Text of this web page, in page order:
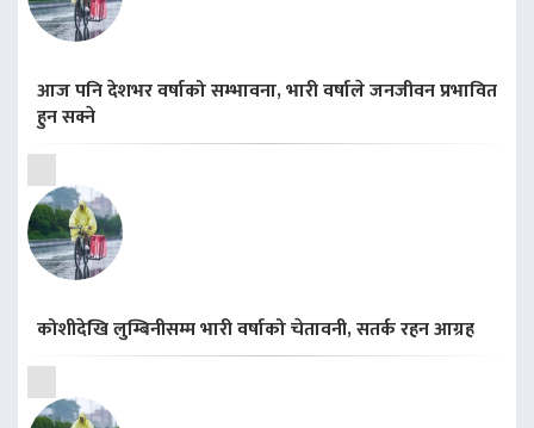
आज पनि देशभर वर्षाको सम्भावना, भारी वर्षाले जनजीवन प्रभावित
हुन सक्ने
कोशीदेखि लुम्बिनीसम्म भारी वर्षाको चेतावनी, सतर्क रहन आग्रह